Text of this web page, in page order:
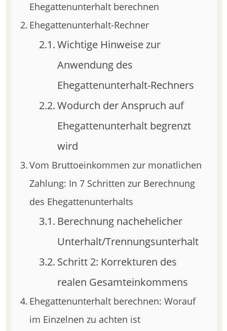
Ehegattenunterhalt berechnen
Ehegattenunterhalt-Rechner
Wichtige Hinweise zur
Anwendung des
Ehegattenunterhalt-Rechners
Wodurch der Anspruch auf
Ehegattenunterhalt begrenzt
wird
Vom Bruttoeinkommen zur monatlichen
Zahlung: In 7 Schritten zur Berechnung
des Ehegattenunterhalts
Berechnung nachehelicher
Unterhalt/Trennungsunterhalt
Schritt 2: Korrekturen des
realen Gesamteinkommens
Ehegattenunterhalt berechnen: Worauf
im Einzelnen zu achten ist